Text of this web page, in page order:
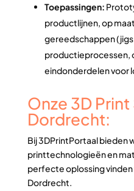
Toepassingen:
productlijnen, op
gereedschappen
productieprocessen,
eindonderdelen voor
Onze 3D
Dordrecht:
Bij 3DPrintPortaal bieden
printtechnologieën en
perfecte oplossing
Dordrecht.